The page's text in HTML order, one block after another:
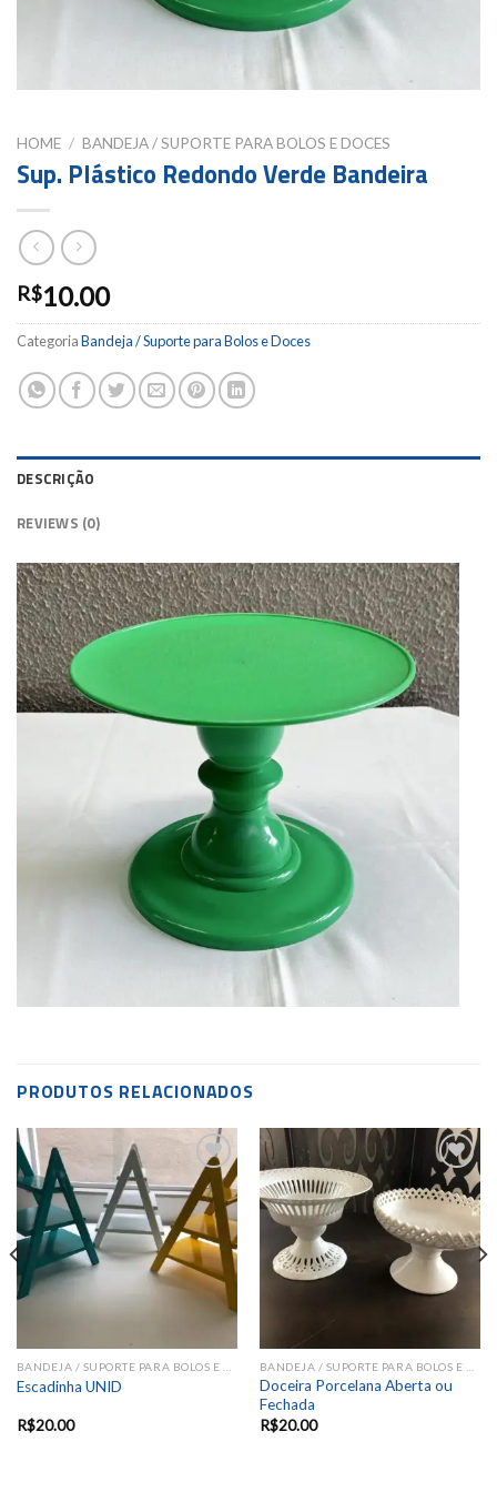
HOME / BANDEJA / SUPORTE PARA BOLOS E DOCES
Sup. Plástico Redondo Verde Bandeira
R$10.00
CategoriaBandeja / Suporte para Bolos e Doces
DESCRIÇÃO
REVIEWS (0)
PRODUTOS RELACIONADOS
Add to
wishlist
BANDEJA / SUPORTE PARA BOLOS E DOCES
Escadinha UNID
R$20.00
Add to
wishlist
BANDEJA / SUPORTE PARA BOLOS E DOCES
Doceira Porcelana Aberta ou
Fechada
R$20.00